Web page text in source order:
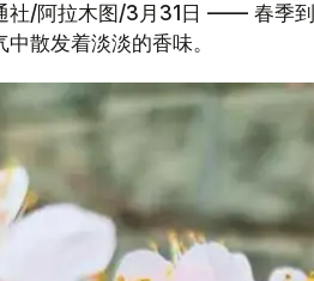
社/阿拉木图/3月31日 —— 春季到
中散发着淡淡的香味。